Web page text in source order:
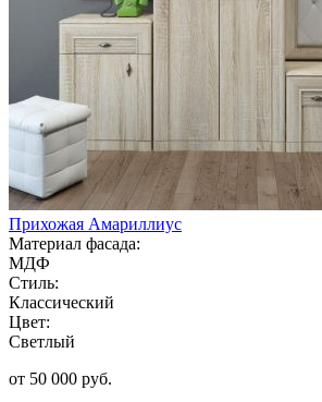
Прихожая Амариллиус
Материал фасада:
МДФ
Стиль:
Классический
Цвет:
Светлый
от 50 000 руб.